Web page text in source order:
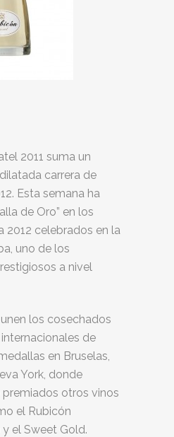
2011 suma un
carrera de
Esta semana ha
de Oro” en los
2012 celebrados en la
uno de los
a nivel
los cosechados
de
en Bruselas,
York, donde
otros vinos
el Rubicón
el Sweet Gold.